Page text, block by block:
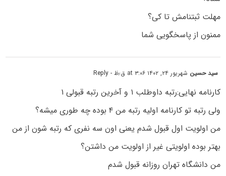
مهلت ثبتنامش تا کی؟
ممنون از پاسخگویی شما
سید حسین شهریور ۲۴, ۱۴۰۲ at ۳:۰۶ ق٫ظ - Reply
کارنامه نهایی:رتبه داوطلب ۱ و آخرین رتبه قبولی ۱
ولی رتبه تو کارنامه اولیه رتبه من ۴ بوده چه طوری میشه؟
من اولویت اول قبول شدم یعنی اون سه نفری که رتبه شون از من
بهتر بوده اولویتی غیر از اولویت من داشتن؟
من دانشگاه تهران روزانه قبول شدم